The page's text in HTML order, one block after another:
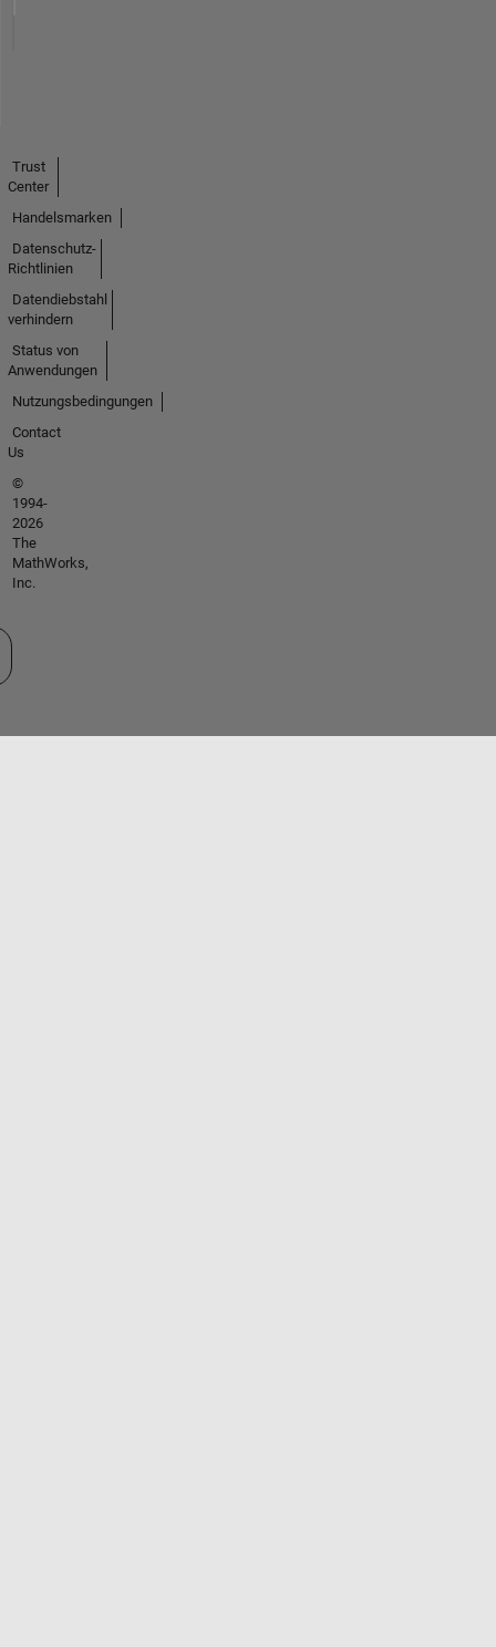
Trust
Center
Handelsmarken
Datenschutz-
Richtlinien
Datendiebstahl
verhindern
Status von
Anwendungen
Nutzungsbedingungen
Contact
Us
©
1994-
2026
The
MathWorks,
Inc.